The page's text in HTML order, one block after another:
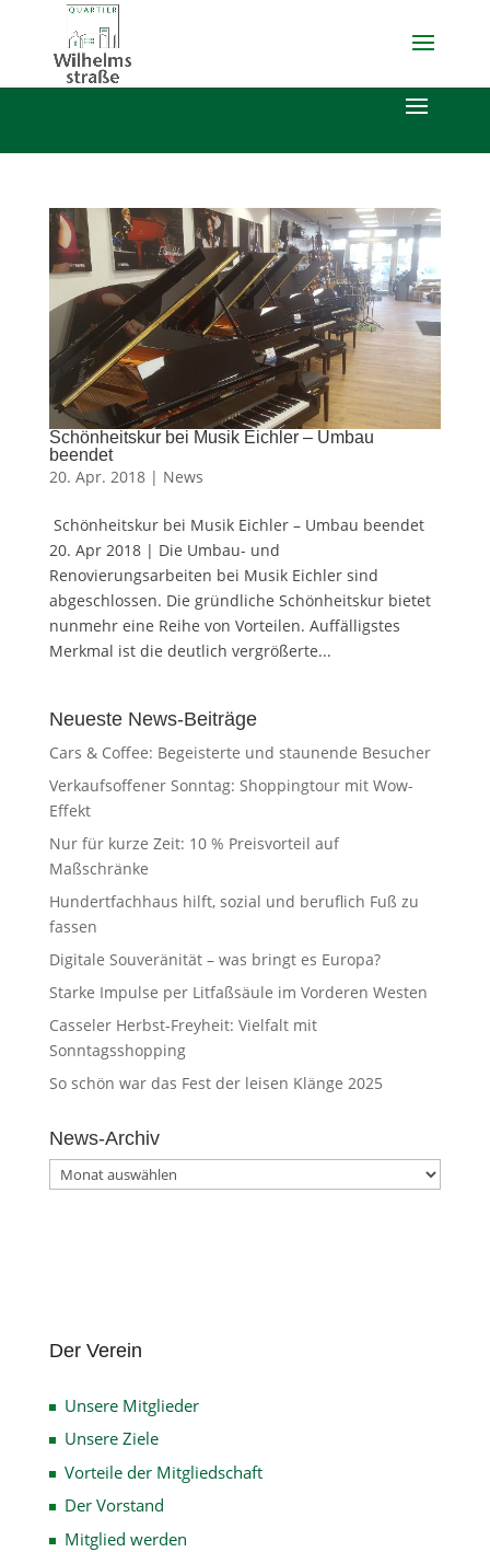
Schönheitskur bei Musik Eichler – Umbau
beendet
20. Apr. 2018 | News
Schönheitskur bei Musik Eichler – Umbau beendet
20. Apr 2018 | Die Umbau- und
Renovierungsarbeiten bei Musik Eichler sind
abgeschlossen. Die gründliche Schönheitskur bietet
nunmehr eine Reihe von Vorteilen. Auffälligstes
Merkmal ist die deutlich vergrößerte...
Neueste News-Beiträge
Cars & Coffee: Begeisterte und staunende Besucher
Verkaufsoffener Sonntag: Shoppingtour mit Wow-
Effekt
Nur für kurze Zeit: 10 % Preisvorteil auf
Maßschränke
Hundertfachhaus hilft, sozial und beruflich Fuß zu
fassen
Digitale Souveränität – was bringt es Europa?
Starke Impulse per Litfaßsäule im Vorderen Westen
Casseler Herbst-Freyheit: Vielfalt mit
Sonntagsshopping
So schön war das Fest der leisen Klänge 2025
News-Archiv
News-
Archiv
Der Verein
Unsere Mitglieder
Unsere Ziele
Vorteile der Mitgliedschaft
Der Vorstand
Mitglied werden